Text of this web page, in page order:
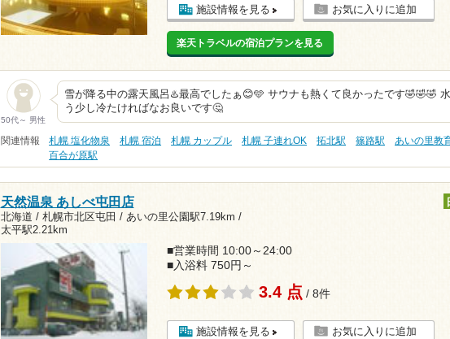
施設情報を見る お気に入りに追加
楽天トラベルの宿泊プランを見る
50代～ 男性
雪が降る中の露天風呂♨️最高でしたぁ😊🩵 サウナも熱くて良かったです🤣🤣🤣
う少し冷たければなお良いです🤔
関連情報 札幌 塩化物泉 札幌 宿泊 札幌 カップル 札幌 子連れOK 拓北駅 篠路駅
あいの里教
百合が原駅
天然温泉 あしべ屯田店
北海道 / 札幌市北区屯田 / あいの里公園駅7.19km /
太平駅2.21km
■営業時間 10:00～24:00
■入浴料 750円～
3.4 点 / 8件
施設情報を見る お気に入りに追加